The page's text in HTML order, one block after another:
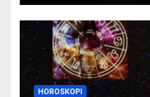
HOROSKOPI